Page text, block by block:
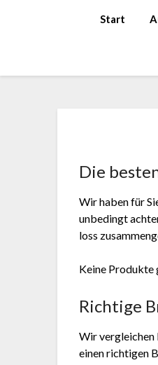
Start
Die
Wir haben für
unbedingt
loss
Keine Produkte
Richtige
Wir vergleichen
einen richtigen